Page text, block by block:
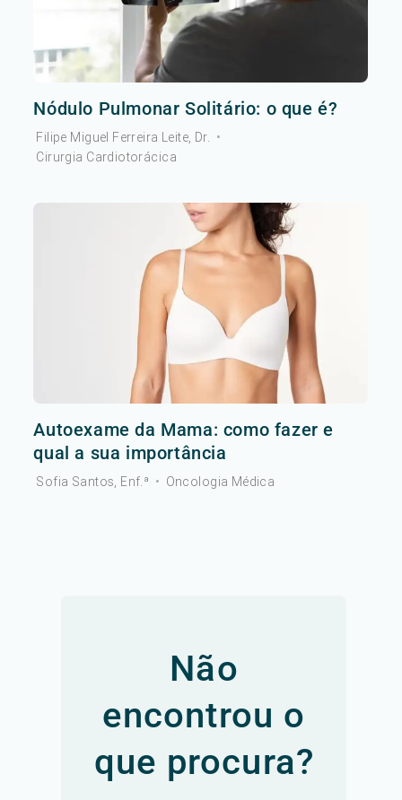
Nódulo Pulmonar Solitário: o que é?
Filipe Miguel Ferreira Leite, Dr. •
Cirurgia Cardiotorácica
Autoexame da Mama: como fazer e
qual a sua importância
Sofia Santos, Enf.ª • Oncologia Médica
Não
encontrou o
que procura?